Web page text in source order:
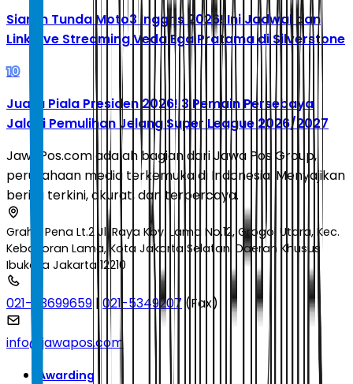
Siaran Tunda Moto3 Inggris 2026! Ini Jadwal dan
Link Live Streaming Veda Ega Pratama di Silverstone
10
Juara Piala Presiden 2026! 3 Pemain Persebaya
Jalani Pemulihan Jelang Super League 2026/2027
JawaPos.com adalah bagian dari Jawa Pos Group,
perusahaan media terkemuka di Indonesia. Menyajikan
berita terkini, akurat, dan terpercaya.
Graha Pena Lt.2 Jl. Raya Kby. Lama No.12, Grogol Utara, Kec.
Kebayoran Lama, Kota Jakarta Selatan, Daerah Khusus
Ibukota Jakarta 12210
021-53699659 |021-5349207 (Fax)
info@jawapos.com
Awarding